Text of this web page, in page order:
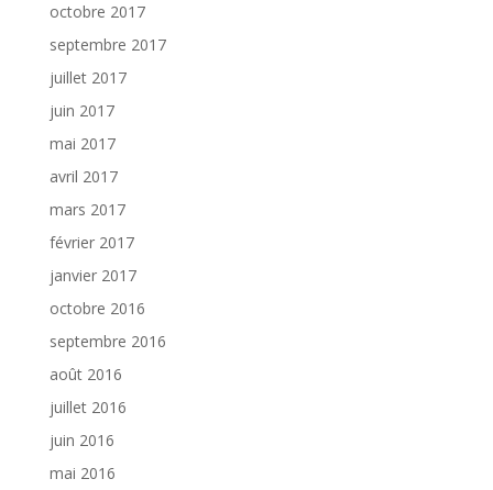
octobre 2017
septembre 2017
juillet 2017
juin 2017
mai 2017
avril 2017
mars 2017
février 2017
janvier 2017
octobre 2016
septembre 2016
août 2016
juillet 2016
juin 2016
mai 2016